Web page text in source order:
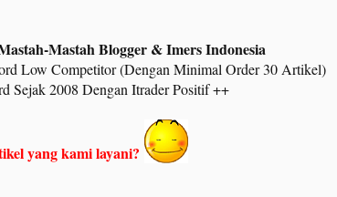
Mastah Blogger & Imers Indonesia
Low Competitor (Dengan Minimal Order 30 Artikel)
Sejak 2008 Dengan Itrader Positif ++
yang kami layani?